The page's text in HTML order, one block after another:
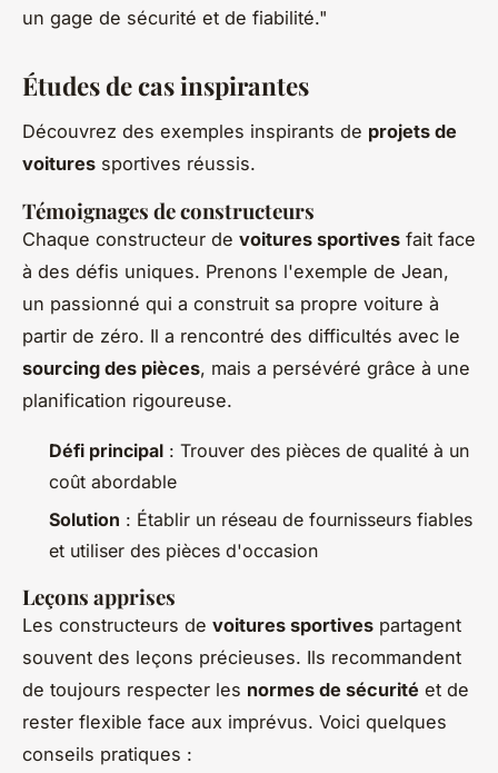
un gage de sécurité et de fiabilité."
Études de cas inspirantes
Découvrez des exemples inspirants de projets de
voitures sportives réussis.
Témoignages de constructeurs
Chaque constructeur de voitures sportives fait face
à des défis uniques. Prenons l'exemple de Jean,
un passionné qui a construit sa propre voiture à
partir de zéro. Il a rencontré des difficultés avec le
sourcing des pièces, mais a persévéré grâce à une
planification rigoureuse.
Défi principal : Trouver des pièces de qualité à un
coût abordable
Solution : Établir un réseau de fournisseurs fiables
et utiliser des pièces d'occasion
Leçons apprises
Les constructeurs de voitures sportives partagent
souvent des leçons précieuses. Ils recommandent
de toujours respecter les normes de sécurité et de
rester flexible face aux imprévus. Voici quelques
conseils pratiques :